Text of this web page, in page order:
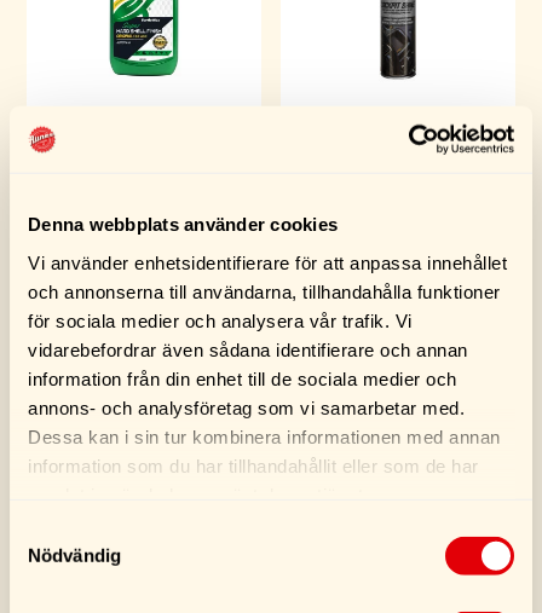
Denna webbplats använder cookies
Vi använder enhetsidentifierare för att anpassa innehållet
och annonserna till användarna, tillhandahålla funktioner
för sociala medier och analysera vår trafik. Vi
vidarebefordrar även sådana identifierare och annan
information från din enhet till de sociala medier och
annons- och analysföretag som vi samarbetar med.
Dessa kan i sin tur kombinera informationen med annan
information som du har tillhandahållit eller som de har
Nödvändig
Köp
Turtle Wax Cockpit
Shine Blank Spray
Köp